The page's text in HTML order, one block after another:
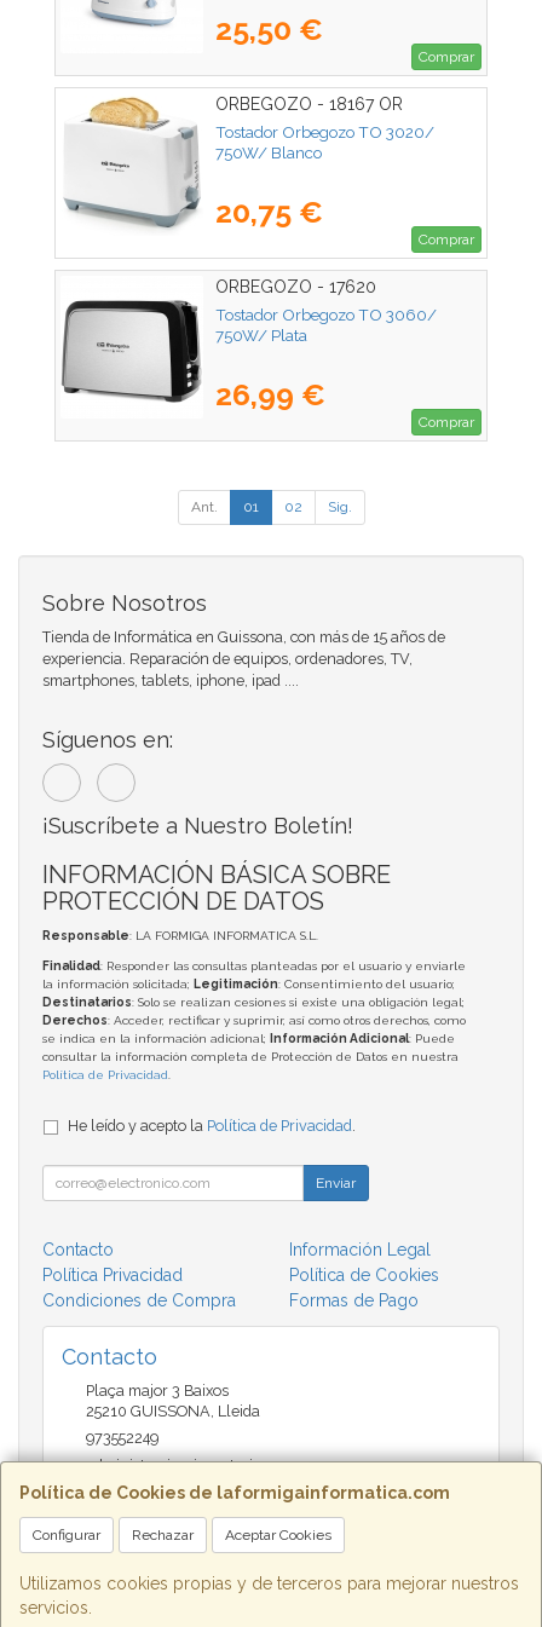
25,50 €
Comprar
ORBEGOZO - 18167 OR
Tostador Orbegozo TO 3020/
750W/ Blanco
20,75 €
Comprar
ORBEGOZO - 17620
Tostador Orbegozo TO 3060/
750W/ Plata
26,99 €
Comprar
Ant. 01 02 Sig.
Política de Cookies de laformigainformatica.com
Configurar Rechazar Aceptar Cookies
Utilizamos cookies propias y de terceros para mejorar nuestros
servicios.
Sobre Nosotros
Tienda de Informática en Guissona, con más de 15 años de
experiencia. Reparación de equipos, ordenadores, TV,
smartphones, tablets, iphone, ipad ....
Síguenos en:
¡Suscríbete a Nuestro Boletín!
INFORMACIÓN BÁSICA SOBRE
PROTECCIÓN DE DATOS
Responsable: LA FORMIGA INFORMATICA S.L.
Finalidad: Responder las consultas planteadas por el usuario y enviarle
la información solicitada; Legitimación: Consentimiento del usuario;
Destinatarios: Solo se realizan cesiones si existe una obligación legal;
Derechos: Acceder, rectificar y suprimir, así como otros derechos, como
se indica en la información adicional;
Información Adicional: Puede
consultar la información completa de Protección de Datos en nuestra
Política de Privacidad.
He leído y acepto la Política de Privacidad.
Enviar
Contacto
Información Legal
Política Privacidad
Política de Cookies
Condiciones de Compra
Formas de Pago
Contacto
Plaça major 3 Baixos
25210 GUISSONA, Lleida
973552249
administracio@insectari.com
Horario
Matí de 9 a 13:30 - Tarda 17 a 20:30